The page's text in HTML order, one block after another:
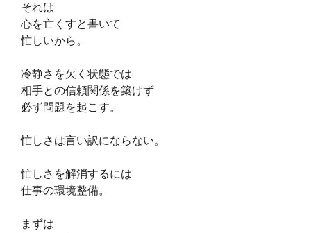
それは
心を亡くすと書いて
忙しいから。
冷静さを欠く状態では
相手との信頼関係を築けず
必ず問題を起こす。
忙しさは言い訳にならない。
忙しさを解消するには
仕事の環境整備。
まずは